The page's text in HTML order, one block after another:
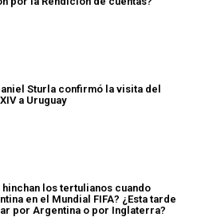
Sturla confirmó la visita del
a Uruguay
hinchan los tertulianos cuando
en el Mundial FIFA? ¿Esta tarde
por Argentina o por Inglaterra?